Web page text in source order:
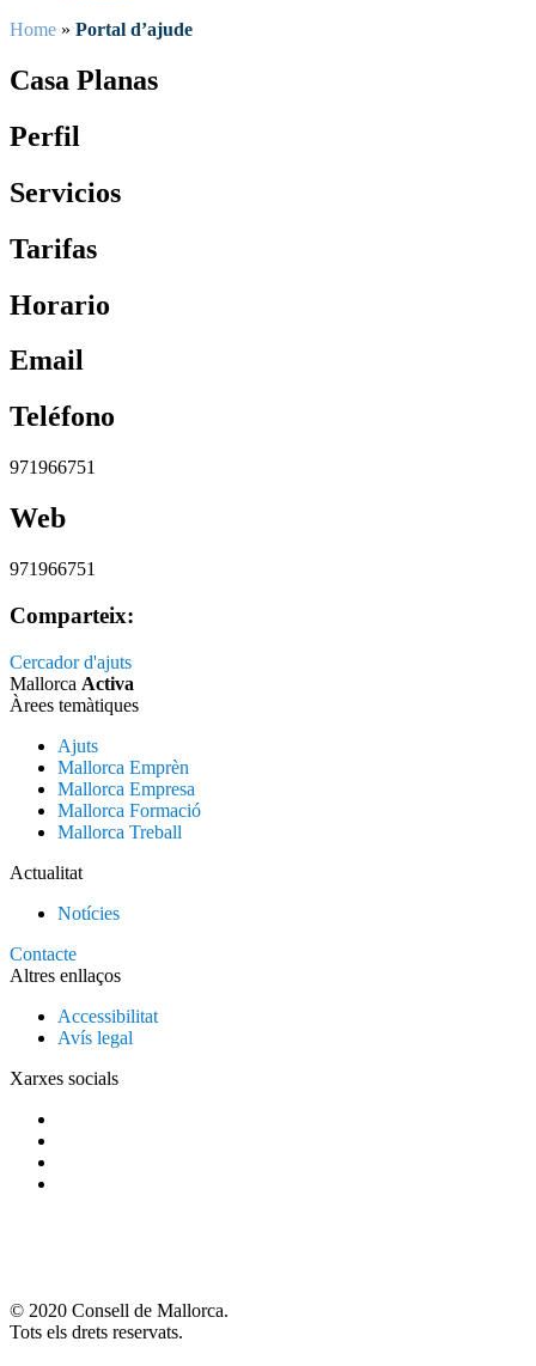
Home » Portal d’ajude
Casa Planas
Perfil
Servicios
Tarifas
Horario
Email
Teléfono
971966751
Web
971966751
Comparteix:
Cercador d'ajuts
Mallorca Activa
Àrees temàtiques
Ajuts
Mallorca Emprèn
Mallorca Empresa
Mallorca Formació
Mallorca Treball
Actualitat
Notícies
Contacte
Altres enllaços
Accessibilitat
Avís legal
Xarxes socials
© 2020 Consell de Mallorca.
Tots els drets reservats.